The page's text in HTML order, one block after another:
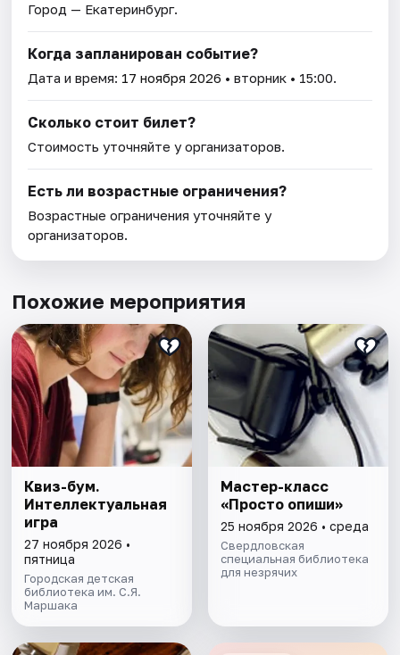
Город — Екатеринбург.
Когда запланирован событие?
Дата и время: 17 ноября 2026 • вторник • 15:00.
Сколько стоит билет?
Стоимость уточняйте у организаторов.
Есть ли возрастные ограничения?
Возрастные ограничения уточняйте у
организаторов.
Похожие мероприятия
Квиз-бум.
Интеллектуальная
игра
27 ноября 2026 •
пятница
Городская детская
библиотека им. С.Я.
Маршака
Мастер-класс
«Просто опиши»
25 ноября 2026 • среда
Свердловская
специальная библиотека
для незрячих